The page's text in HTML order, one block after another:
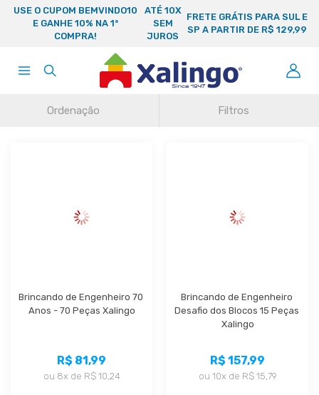
USE O CUPOM BEMVINDO10
E GANHE 10% NA 1ª
COMPRA!
ATÉ 10X
SEM
JUROS
FRETE GRÁTIS PARA SUL E
SP A PARTIR DE R$ 129,99
Ordenação Filtros
Brincando de Engenheiro 70
Anos - 70 Peças Xalingo
R$ 81,99
ou 8x de R$ 10,24
Brincando de Engenheiro
Desafio dos Blocos 15 Peças
Xalingo
R$ 157,99
ou 10x de R$ 15,79